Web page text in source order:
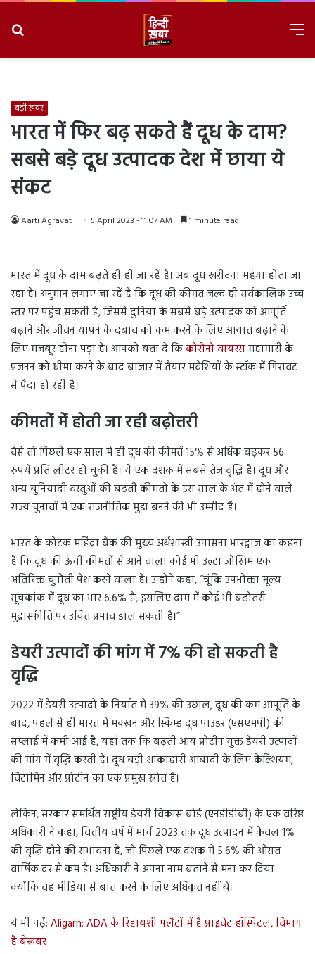
बड़ी ख़बर
भारत में फिर बढ़ सकते हैं दूध के दाम?
सबसे बड़े दूध उत्पादक देश में छाया ये
संकट
Aarti Agravat 5 April 2023 - 11:07 AM 1 minute read
भारत में दूध के दाम बढ़ते ही ही जा रहें है। अब दूध खरीदना महंगा होता जा
रहा है। अनुमान लगाए जा रहें है कि दूध की कीमत जल्द ही सर्वकालिक उच्च
स्तर पर पहुंच सकती है, जिससे दुनिया के सबसे बड़े उत्पादक को आपूर्ति
बढ़ाने और जीवन यापन के दबाव को कम करने के लिए आयात बढ़ाने के
लिए मजबूर होना पड़ा है। आपको बता दें किकोरोनो वायरसमहामारी के
प्रजनन को धीमा करने के बाद बाजार में तैयार मवेशियों के स्टॉक में गिरावट
से पैदा हो रही है।
कीमतों में होती जा रही बढ़ोत्तरी
वैसे तो पिछले एक साल में ही दूध की कीमतें 15% से अधिक बढ़कर 56
रुपये प्रति लीटर हो चुकी हैं। ये एक दशक में सबसे तेज वृद्धि है। दूध और
अन्य बुनियादी वस्तुओं की बढ़ती कीमतों के इस साल के अंत में होने वाले
राज्य चुनावों में एक राजनीतिक मुद्दा बनने की भी उम्मीद हैं।
भारत के कोटक महिंद्रा बैंक की मुख्य अर्थशास्त्री उपासना भारद्वाज का कहना
है कि दूध की ऊंची कीमतों से आने वाला कोई भी उल्टा जोखिम एक
अतिरिक्त चुनौती पेश करने वाला है। उन्होंने कहा, “चूंकि उपभोक्ता मूल्य
सूचकांक में दूध का भार 6.6% है, इसलिए दाम में कोई भी बढ़ोतरी
मुद्रास्फीति पर उचित प्रभाव डाल सकती है।”
डेयरी उत्पादों की मांग में 7% की हो सकती है
वृद्धि
2022 में डेयरी उत्पादों के निर्यात में 39% की उछाल, दूध की कम आपूर्ति के
बाद, पहले से ही भारत में मक्खन और स्किम्ड दूध पाउडर (एसएमपी) की
सप्लाई में कमी आई है, यहां तक ​​​​कि बढ़ती आय प्रोटीन युक्त डेयरी उत्पादों
की मांग में वृद्धि करती है। दूध बड़ी शाकाहारी आबादी के लिए कैल्शियम,
विटामिन और प्रोटीन का एक प्रमुख स्रोत है।
लेकिन, सरकार समर्थित राष्ट्रीय डेयरी विकास बोर्ड (एनडीडीबी) के एक वरिष्ठ
अधिकारी ने कहा, वित्तीय वर्ष में मार्च 2023 तक दूध उत्पादन में केवल 1%
की वृद्धि होने की संभावना है, जो पिछले एक दशक में 5.6% की औसत
वार्षिक दर से कम है। अधिकारी ने अपना नाम बताने से मना कर दिया
क्योंकि वह मीडिया से बात करने के लिए अधिकृत नहीं थे।
ये भी पढ़ें: Aligarh: ADA के रिहायशी फ्लैटों में है प्राइवेट हॉस्पिटल, विभाग
है बेखबर